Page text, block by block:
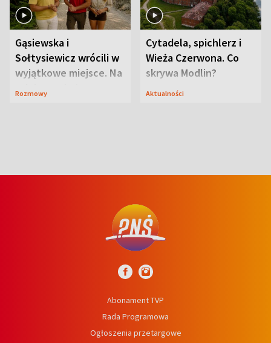
Gąsiewska i
Sołtysiewicz wrócili w
wyjątkowe miejsce. Na
szlaku czekał
Rozmowy
Cytadela, spichlerz i
Wieża Czerwona. Co
skrywa Modlin?
Aktualności
Abonament TVP
Rada Programowa
Ogłoszenia przetargowe